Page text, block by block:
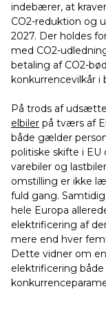
indebærer, at
CO2-reduktion og
2027. Der holdes
med CO2-
betaling af CO2-
konkurrencevilkår i
På trods af
elbiler på tværs af
både gælder
politiske skifte i
varebiler og
omstilling er ikke
fuld gang.
hele Europa
elektrificering af
mere end hver
Dette vidner om
elektrificering